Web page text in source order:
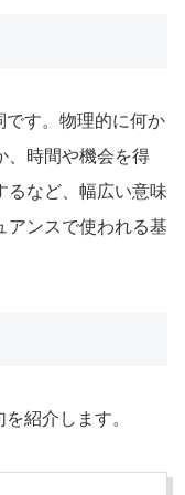
です。物理的に何か
、時間や機会を得
るなど、幅広い意味
アンスで使われる基
紹介します。